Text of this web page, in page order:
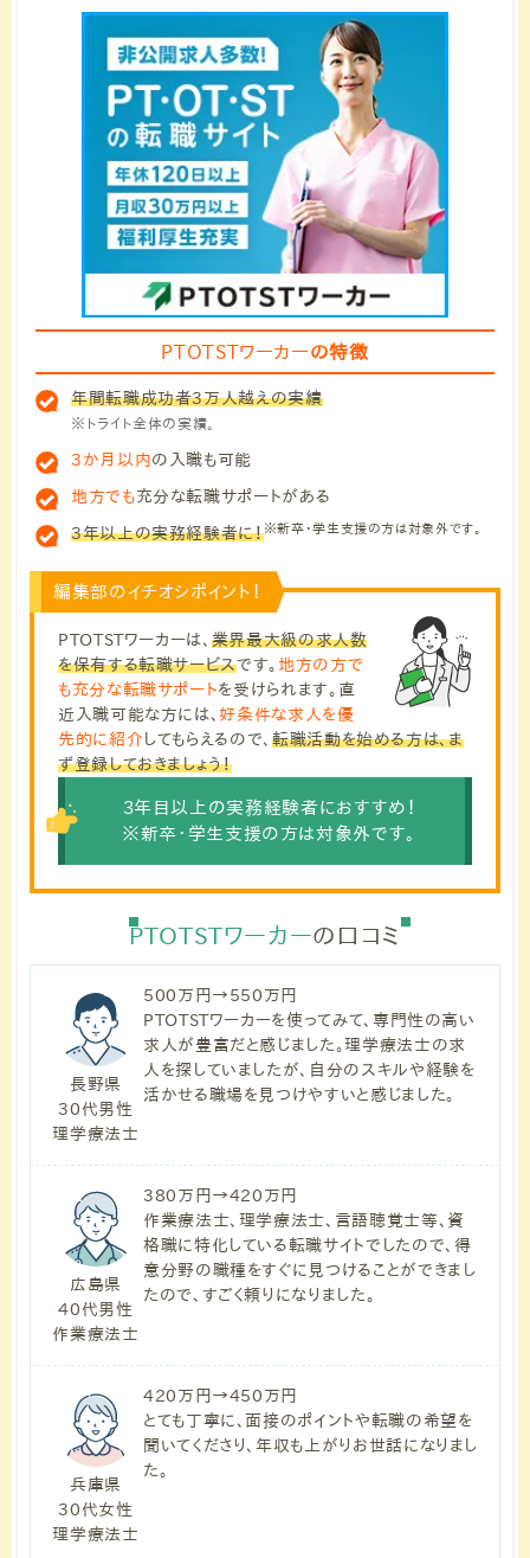
PTOTSTワーカーの特徴
年間転職成功者3万人越えの実績
※トライト全体の実績。
3か月以内の入職も可能
地方でも充分な転職サポートがある
3年以上の実務経験者に！※新卒・学生支援の方は対象外です。
編集部のイチオシポイント！
PTOTSTワーカーは、 業界最大級の求人数
を保有する転職サービスです。 地方の方で
も充分な転職サポートを受けられます。直
近入職可能な方には、 好条件な求人を優
先的に紹介してもらえるので、 転職活動を始める方は、ま
ず登録しておきましょう！
3年目以上の実務経験者におすすめ！
※新卒・学生支援の方は対象外です。
PTOTSTワーカーの口コミ
長野県
30代男性
理学療法士
500万円→550万円
PTOTSTワーカーを使ってみて、専門性の高い
求人が豊富だと感じました。理学療法士の求
人を探していましたが、自分のスキルや経験を
活かせる職場を見つけやすいと感じました。
広島県
40代男性
作業療法士
380万円→420万円
作業療法士、理学療法士、言語聴覚士等、資
格職に特化している転職サイトでしたので、得
意分野の職種をすぐに見つけることができまし
たので、すごく頼りになりました。
兵庫県
30代女性
理学療法士
420万円→450万円
とても丁寧に、面接のポイントや転職の希望を
聞いてくださり、年収も上がりお世話になりまし
た。